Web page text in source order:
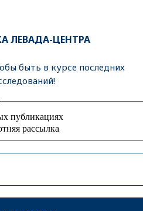
ЛЕВАДА-ЦЕНТРА
быть в курсе последних
публикациях
рассылка